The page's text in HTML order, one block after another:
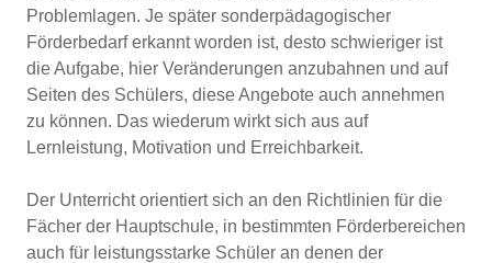
Problemlagen. Je später sonderpädagogischer
Förderbedarf erkannt worden ist, desto schwieriger ist
die Aufgabe, hier Veränderungen anzubahnen und auf
Seiten des Schülers, diese Angebote auch annehmen
zu können. Das wiederum wirkt sich aus auf
Lernleistung, Motivation und Erreichbarkeit.
Der Unterricht orientiert sich an den Richtlinien für die
Fächer der Hauptschule, in bestimmten Förderbereichen
auch für leistungsstarke Schüler an denen der